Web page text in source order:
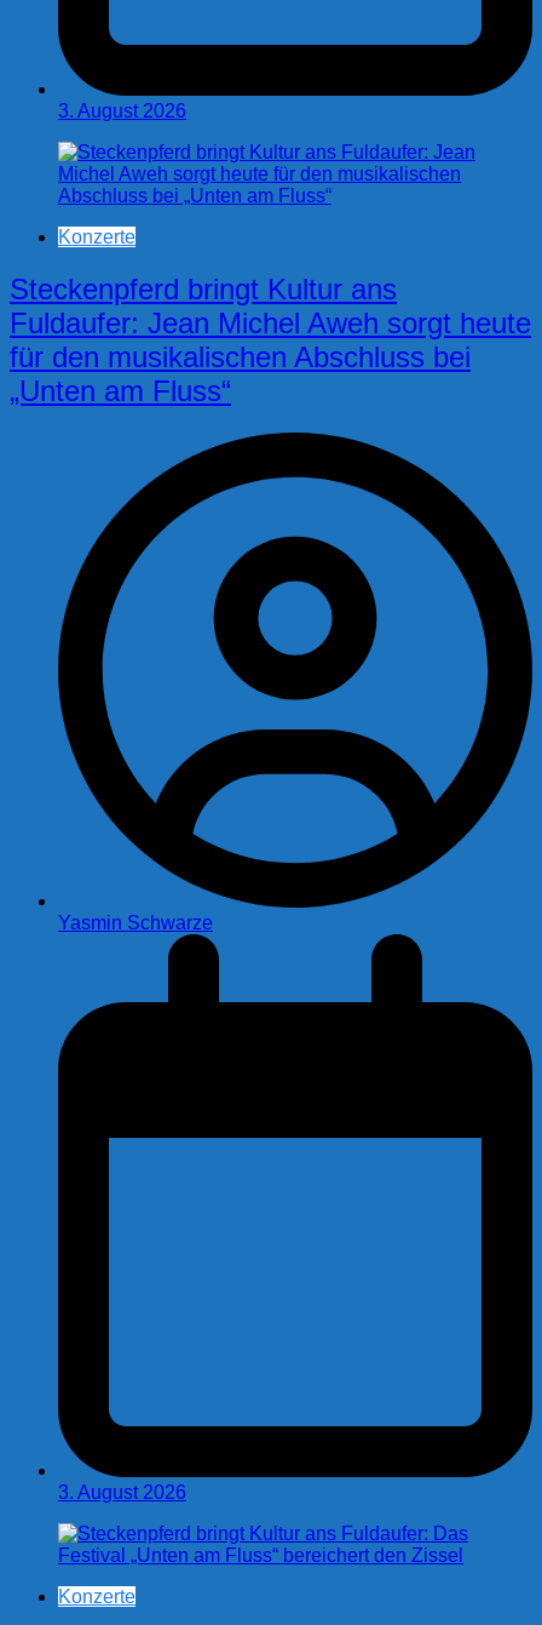
3. August 2026
Konzerte
Steckenpferd bringt Kultur ans
Fuldaufer: Jean Michel Aweh sorgt heute
für den musikalischen Abschluss bei
„Unten am Fluss“
Yasmin Schwarze
3. August 2026
Konzerte